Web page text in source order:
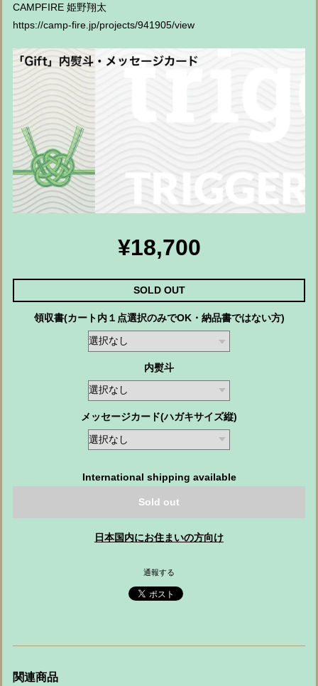
CAMPFIRE 姫野翔太
https://camp-fire.jp/projects/941905/view
¥18,700
SOLD OUT
領収書(カート内１点選択のみでOK・納品書ではない方)
内熨斗
メッセージカード(ハガキサイズ縦)
International shipping available
Sold out
日本国内にお住まいの方向け
通報する
関連商品